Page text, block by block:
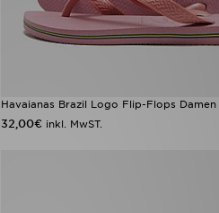
Havaianas Brazil Logo Flip-Flops Damen
32,00€ inkl. MwST.